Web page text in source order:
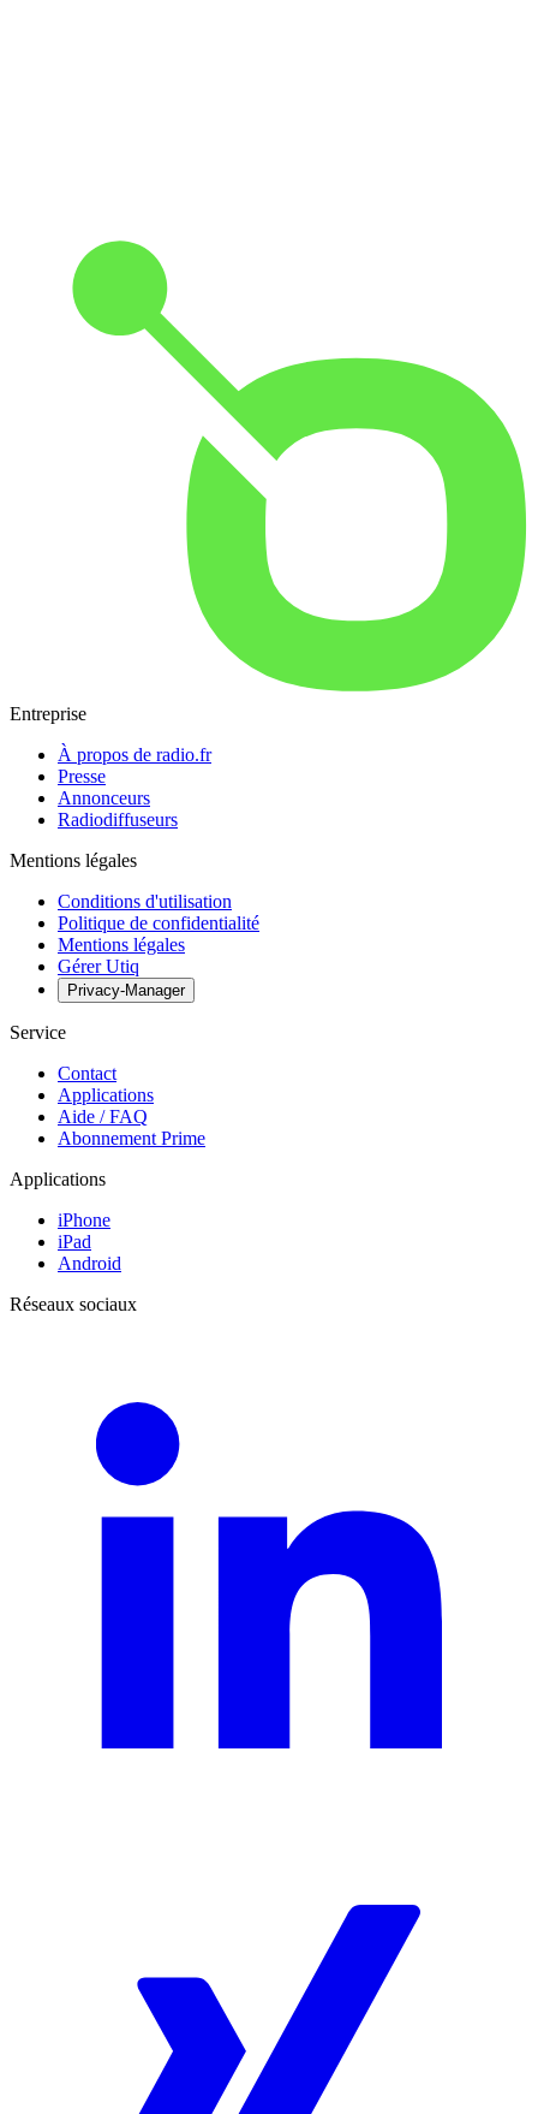
Entreprise
À propos de radio.fr
Presse
Annonceurs
Radiodiffuseurs
Mentions légales
Conditions d'utilisation
Politique de confidentialité
Mentions légales
Gérer Utiq
Privacy-Manager
Service
Contact
Applications
Aide / FAQ
Abonnement Prime
Applications
iPhone
iPad
Android
Réseaux sociaux